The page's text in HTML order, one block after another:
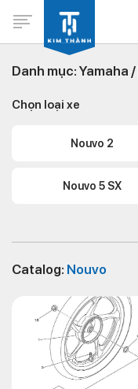
Danh mục: Yamaha /
Chọn loại xe
Nouvo 2
Nouvo 5 SX
Catalog: Nouvo